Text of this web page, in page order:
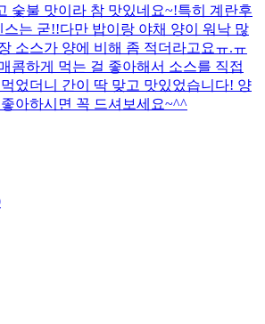
숯불 맛이라 참 맛있네요~!특히 계란후
는 굳!! ​다만 밥이랑 야채 양이 워낙 많
소스가 양에 비해 좀 적더라고요ㅠ.ㅠ
콤하게 먹는 걸 좋아해서 소스를 직접
었더니 간이 딱 맞고 맛있었습니다! 양
아하시면 꼭 드셔보세요~^^